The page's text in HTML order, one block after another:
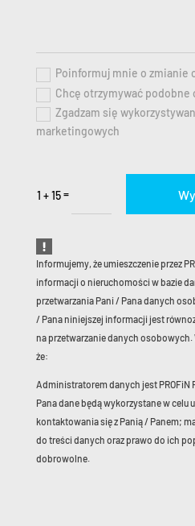
Poinformuj mnie o zmianie
Chcę otrzymywać podobne
Zgadzam się
marketingowych
1 + 15=
Informujemy, że umieszczenie przez
informacji o nieruchomości w bazie
przetwarzania Pani / Pana danych
/ Pana niniejszej informacji jest
na przetwarzanie danych osobowych.
że:
Administratorem danych jest PROFiN
Pana dane będą wykorzystane w celu
kontaktowania się z Panią / Panem;
do treści danych oraz prawo do ich
dobrowolne.